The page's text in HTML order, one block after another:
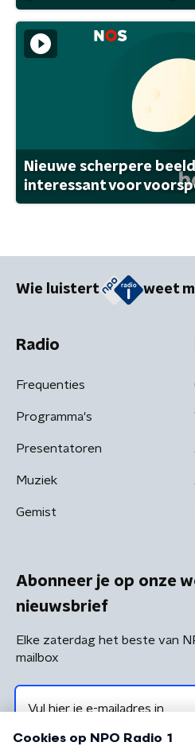
Nieuwe scherpere
interessant voor
Wie luistert weet
Radio
Frequenties
Programma's
Presentatoren
Muziek
Gemist
Abonneer je op onze
nieuwsbrief
Elke zaterdag het beste van
mailbox